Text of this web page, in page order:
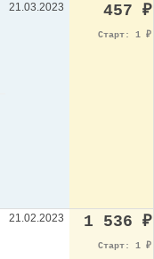
21.03.2023 457 ₽
Старт: 1 ₽
21.02.2023 1 536 ₽
Старт: 1 ₽